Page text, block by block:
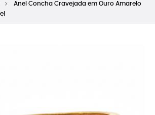
Anel Concha Cravejada em Ouro Amarelo